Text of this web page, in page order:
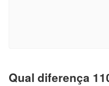
Qual diferença